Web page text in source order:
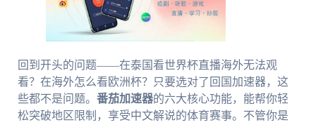
回到开头的问题——在泰国看世界杯直播海外无法观
看？在海外怎么看欧洲杯？只要选对了回国加速器，这
些都不是问题。 番茄加速器的六大核心功能，能帮你轻
松突破地区限制，享受中文解说的体育赛事。不管你是